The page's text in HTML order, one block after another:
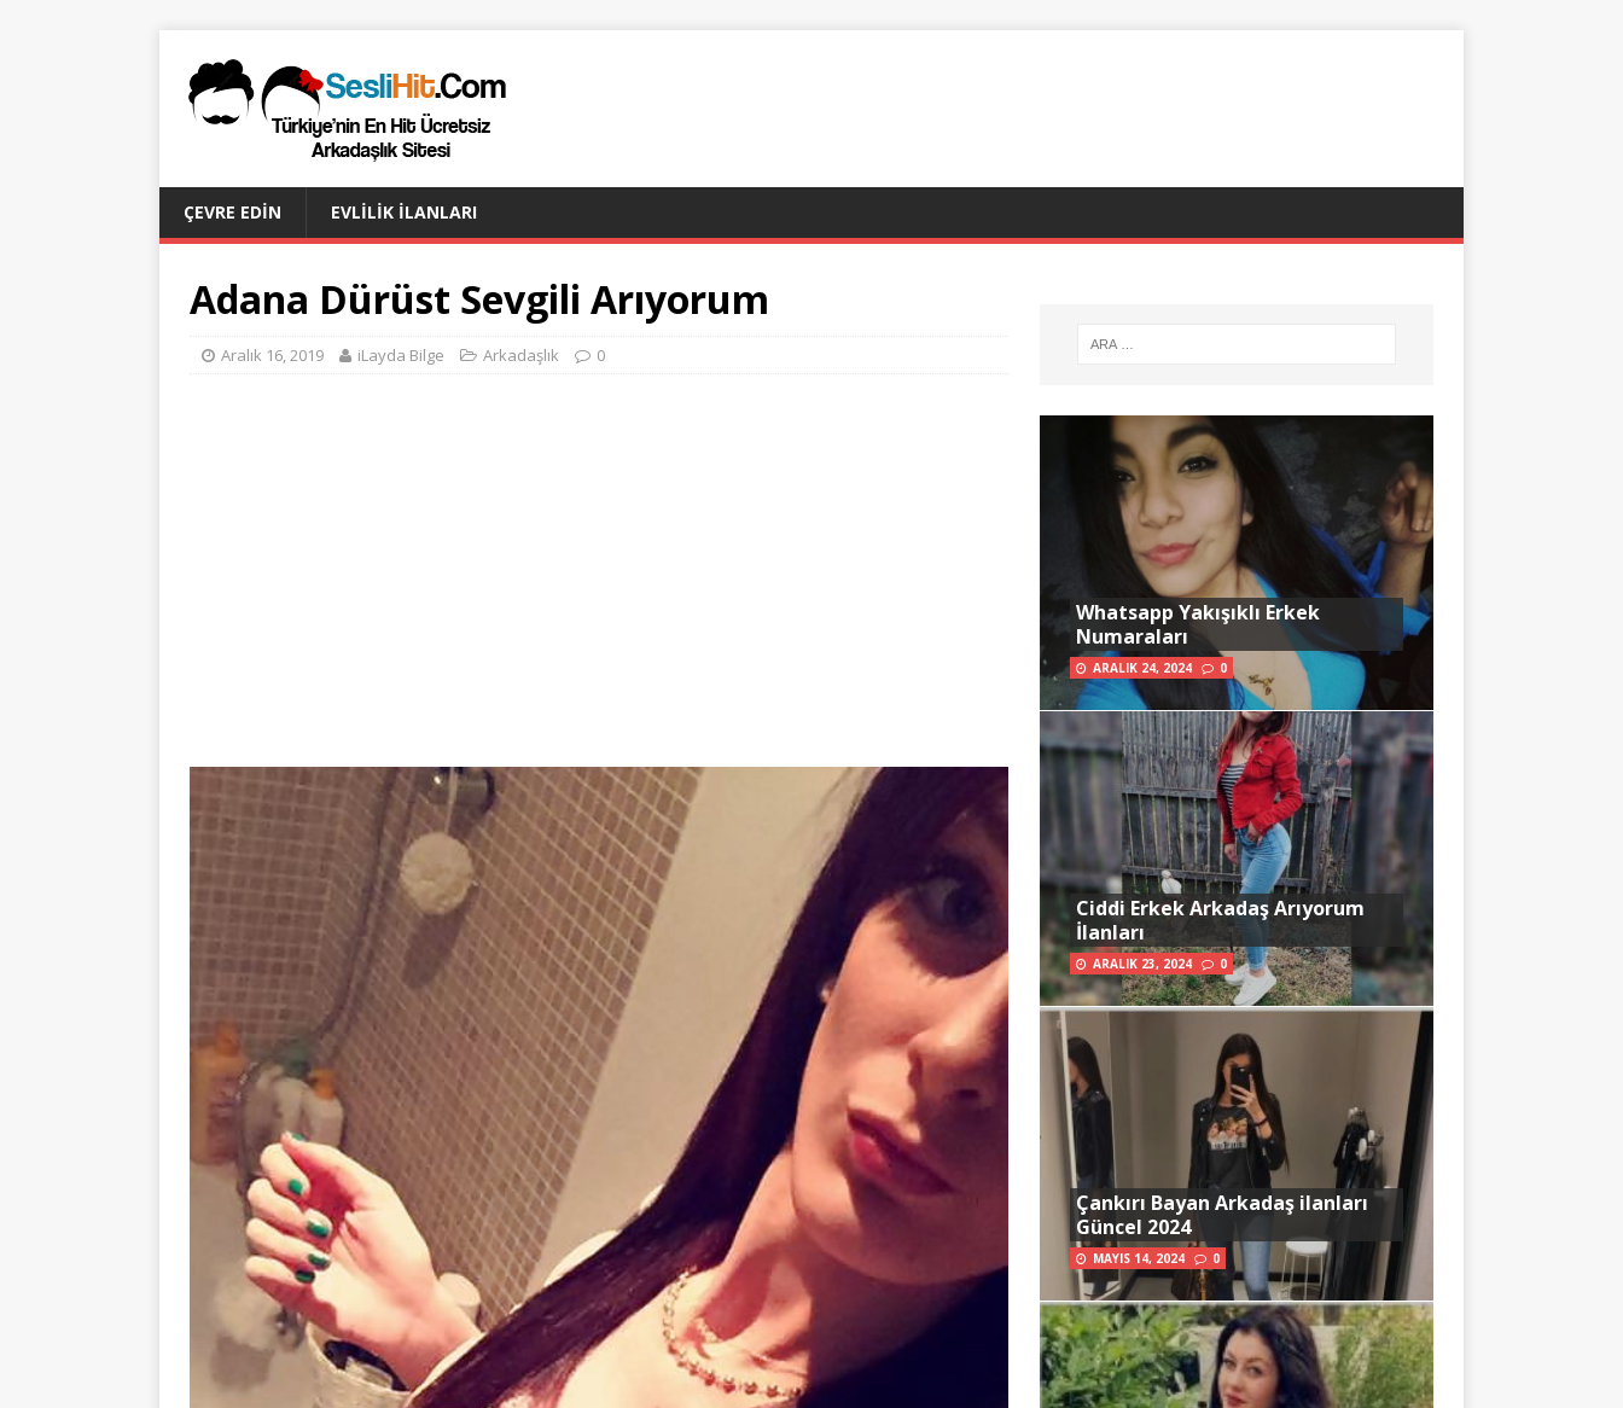
ÇEVRE EDIN EVLILIK İLANLARI
Adana Dürüst Sevgili Arıyorum
Aralık 16, 2019 iLayda Bilge Arkadaşlık 0
Whatsapp Yakışıklı Erkek
Numaraları
ARALIK 24, 2024 0
Ciddi Erkek Arkadaş Arıyorum
İlanları
ARALIK 23, 2024 0
Çankırı Bayan Arkadaş ilanları
Güncel 2024
MAYIS 14, 2024 0